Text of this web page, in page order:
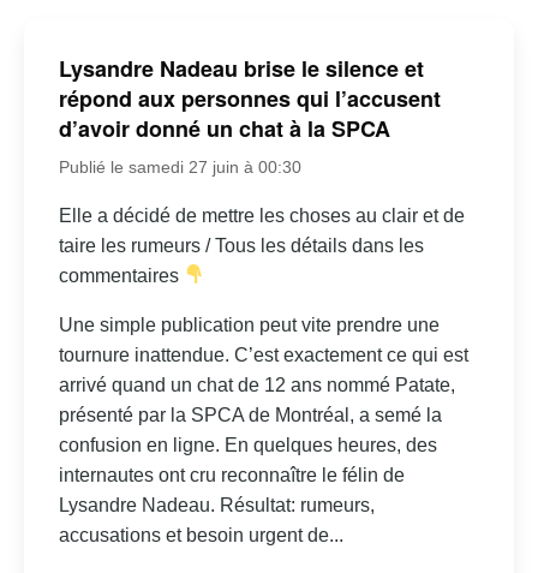
Lysandre Nadeau brise le silence et
répond aux personnes qui l’accusent
d’avoir donné un chat à la SPCA
Publié le samedi 27 juin à 00:30
Elle a décidé de mettre les choses au clair et de
taire les rumeurs / Tous les détails dans les
commentaires
Une simple publication peut vite prendre une
tournure inattendue. C’est exactement ce qui est
arrivé quand un chat de 12 ans nommé Patate,
présenté par la SPCA de Montréal, a semé la
confusion en ligne. En quelques heures, des
internautes ont cru reconnaître le félin de
Lysandre Nadeau. Résultat: rumeurs,
accusations et besoin urgent de...